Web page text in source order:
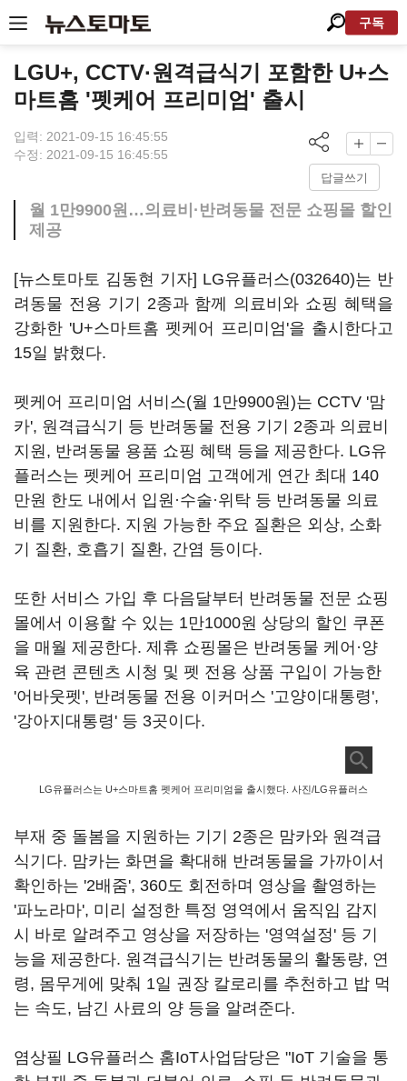
구독
LGU+, CCTV·원격급식기 포함한 U+스
마트홈 '펫케어 프리미엄' 출시
입력: 2021-09-15 16:45:55
수정: 2021-09-15 16:45:55
답글쓰기
월 1만9900원…의료비·반려동물 전문 쇼핑몰 할인
제공
[뉴스토마토 김동현 기자] LG유플러스(032640)는 반
려동물 전용 기기 2종과 함께 의료비와 쇼핑 혜택을
강화한 'U+스마트홈 펫케어 프리미엄'을 출시한다고
15일 밝혔다.
펫케어 프리미엄 서비스(월 1만9900원)는 CCTV '맘
카', 원격급식기 등 반려동물 전용 기기 2종과 의료비
지원, 반려동물 용품 쇼핑 혜택 등을 제공한다. LG유
플러스는 펫케어 프리미엄 고객에게 연간 최대 140
만원 한도 내에서 입원·수술·위탁 등 반려동물 의료
비를 지원한다. 지원 가능한 주요 질환은 외상, 소화
기 질환, 호흡기 질환, 간염 등이다.
또한 서비스 가입 후 다음달부터 반려동물 전문 쇼핑
몰에서 이용할 수 있는 1만1000원 상당의 할인 쿠폰
을 매월 제공한다. 제휴 쇼핑몰은 반려동물 케어·양
육 관련 콘텐츠 시청 및 펫 전용 상품 구입이 가능한
'어바웃펫', 반려동물 전용 이커머스 '고양이대통령',
'강아지대통령' 등 3곳이다.
LG유플러스는 U+스마트홈 펫케어 프리미엄을 출시했다. 사진/LG유플러스
부재 중 돌봄을 지원하는 기기 2종은 맘카와 원격급
식기다. 맘카는 화면을 확대해 반려동물을 가까이서
확인하는 '2배줌', 360도 회전하며 영상을 촬영하는
'파노라마', 미리 설정한 특정 영역에서 움직임 감지
시 바로 알려주고 영상을 저장하는 '영역설정' 등 기
능을 제공한다. 원격급식기는 반려동물의 활동량, 연
령, 몸무게에 맞춰 1일 권장 칼로리를 추천하고 밥 먹
는 속도, 남긴 사료의 양 등을 알려준다.
염상필 LG유플러스 홈IoT사업담당은 "IoT 기술을 통